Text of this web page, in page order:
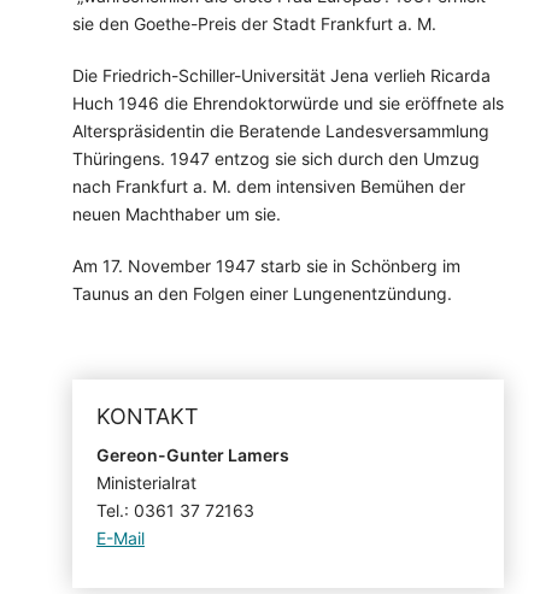
sie den Goethe-Preis der Stadt Frankfurt a. M.
Die Friedrich-Schiller-Universität Jena verlieh Ricarda
Huch 1946 die Ehrendoktorwürde und sie eröffnete als
Alterspräsidentin die Beratende Landesversammlung
Thüringens. 1947 entzog sie sich durch den Umzug
nach Frankfurt a. M. dem intensiven Bemühen der
neuen Machthaber um sie.
Am 17. November 1947 starb sie in Schönberg im
Taunus an den Folgen einer Lungenentzündung.
KONTAKT
Gereon-Gunter Lamers
Ministerialrat
Tel.: 0361 37 72163
E-Mail